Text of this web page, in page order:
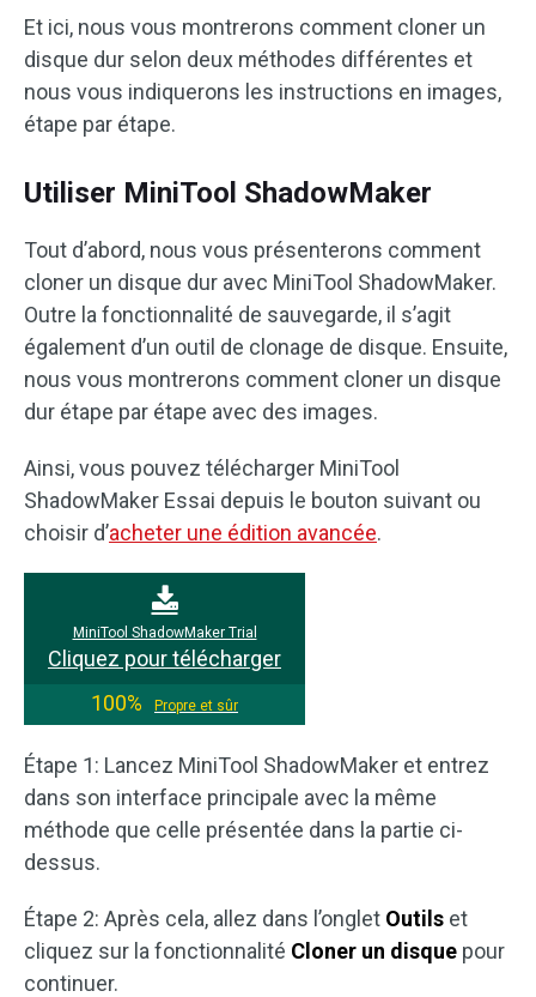
Et ici, nous vous montrerons comment cloner un
disque dur selon deux méthodes différentes et
nous vous indiquerons les instructions en images,
étape par étape.
Utiliser MiniTool ShadowMaker
Tout d’abord, nous vous présenterons comment
cloner un disque dur avec MiniTool ShadowMaker.
Outre la fonctionnalité de sauvegarde, il s’agit
également d’un outil de clonage de disque. Ensuite,
nous vous montrerons comment cloner un disque
dur étape par étape avec des images.
Ainsi, vous pouvez télécharger MiniTool
ShadowMaker Essai depuis le bouton suivant ou
choisir d’acheter une édition avancée.
MiniTool ShadowMaker Trial
Cliquez pour télécharger
100%
Propre et sûr
Étape 1: Lancez MiniTool ShadowMaker et entrez
dans son interface principale avec la même
méthode que celle présentée dans la partie ci-
dessus.
Étape 2: Après cela, allez dans l’onglet Outils et
cliquez sur la fonctionnalité Cloner un disque pour
continuer.